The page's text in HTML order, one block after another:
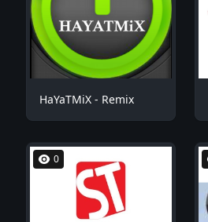
HaYaTMiX - Remix
0